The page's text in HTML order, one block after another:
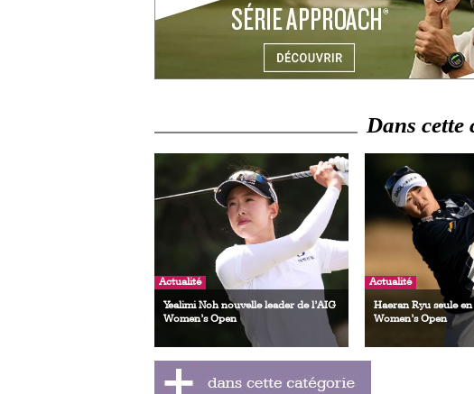
Dans cette
Actualité
Yealimi Noh nouvelle leader de l’AIG
Women’s Open
Actualité
Haeran Ryu seule
Women’s Open